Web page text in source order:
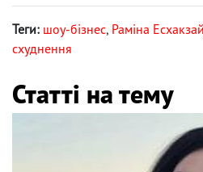
Теги: шоу-бізнес, Раміна Есхакзай
схуднення
Статті на тему